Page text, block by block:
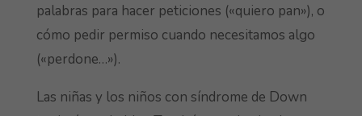
palabras para hacer peticiones («quiero pan»), o
cómo pedir permiso cuando necesitamos algo
(«perdone…»).
Las niñas y los niños con síndrome de Down